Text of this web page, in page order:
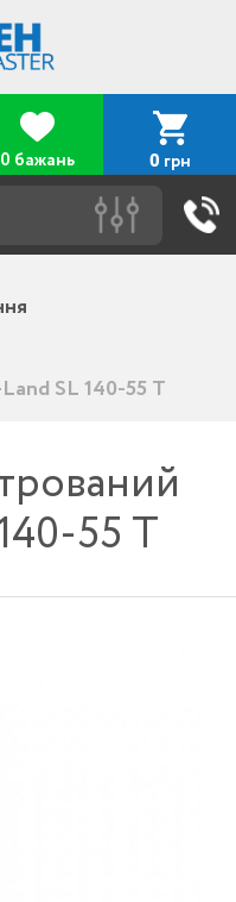
0 бажань 0 грн
SL 140-55 T
55 T